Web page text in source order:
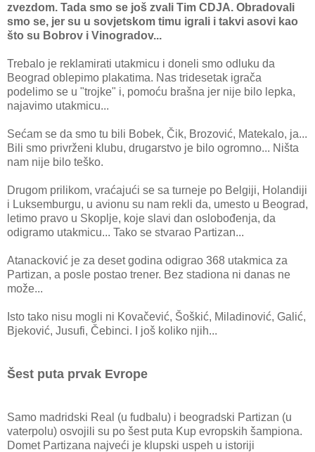
zvezdom. Tada smo se još zvali Tim CDJA. Obradovali
smo se, jer su u sovjetskom timu igrali i takvi asovi kao
što su Bobrov i Vinogradov...
Trebalo je reklamirati utakmicu i doneli smo odluku da
Beograd oblepimo plakatima. Nas tridesetak igrača
podelimo se u "trojke" i, pomoću brašna jer nije bilo lepka,
najavimo utakmicu...
Sećam se da smo tu bili Bobek, Čik, Brozović, Matekalo, ja...
Bili smo privrženi klubu, drugarstvo je bilo ogromno... Ništa
nam nije bilo teško.
Drugom prilikom, vraćajući se sa turneje po Belgiji, Holandiji
i Luksemburgu, u avionu su nam rekli da, umesto u Beograd,
letimo pravo u Skoplje, koje slavi dan oslobođenja, da
odigramo utakmicu... Tako se stvarao Partizan...
Atanacković je za deset godina odigrao 368 utakmica za
Partizan, a posle postao trener. Bez stadiona ni danas ne
može...
Isto tako nisu mogli ni Kovačević, Šoškić, Miladinović, Galić,
Bjeković, Jusufi, Čebinci. I još koliko njih...
Šest puta prvak Evrope
Samo madridski Real (u fudbalu) i beogradski Partizan (u
vaterpolu) osvojili su po šest puta Kup evropskih šampiona.
Domet Partizana najveći je klupski uspeh u istoriji